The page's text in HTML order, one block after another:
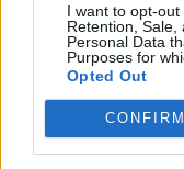
I want to opt-out
Retention, Sale,
Personal Data
Purposes for
Opted Out
CONFIRM